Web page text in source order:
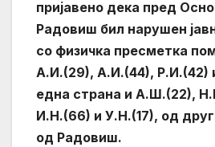
пријавено дека пред
Радовиш бил нарушен
со физичка пресметка
А.И.(29), А.И.(44), Р.И.(42)
една страна и А.Ш.(22),
И.Н.(66) и У.Н.(17), од
од Радовиш.